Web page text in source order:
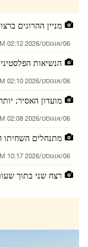
מניין ההרוגים ברצועת
06/אוגוסט/2026 02:12 PM
הנשיאות
06/אוגוסט/2026 02:10 PM
מועדון האסיר: יותר מ-60 תושבים נעצרו
06/אוגוסט/2026 02:08 PM
מתנחלים השחיתו
06/אוגוסט/2026 10:17 AM
רצח שני בתוך
הפלישה למחנה
06/אוגוסט/2026 10:10 AM